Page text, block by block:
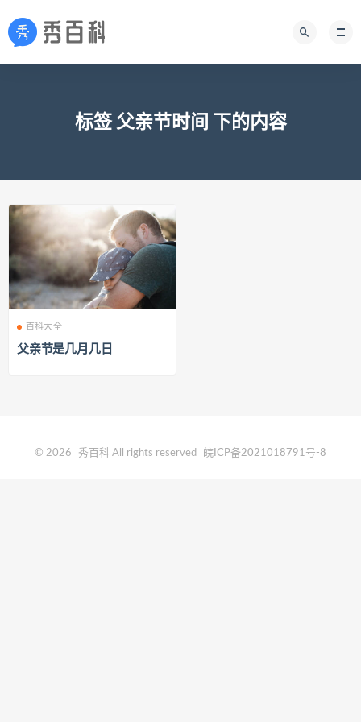
标签 父亲节时间 下的内容
百科大全
父亲节是几月几日
© 2026 秀百科 All rights reserved 皖ICP备2021018791号-8